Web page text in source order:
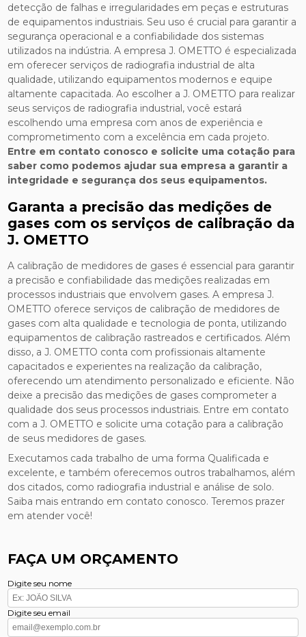
detecção de falhas e irregularidades em peças e estruturas
de equipamentos industriais. Seu uso é crucial para garantir a
segurança operacional e a confiabilidade dos sistemas
utilizados na indústria. A empresa J. OMETTO é especializada
em oferecer serviços de radiografia industrial de alta
qualidade, utilizando equipamentos modernos e equipe
altamente capacitada. Ao escolher a J. OMETTO para realizar
seus serviços de radiografia industrial, você estará
escolhendo uma empresa com anos de experiência e
comprometimento com a excelência em cada projeto.
Entre em contato conosco e solicite uma cotação para
saber como podemos ajudar sua empresa a garantir a
integridade e segurança dos seus equipamentos.
Garanta a precisão das medições de
gases com os serviços de calibração da
J. OMETTO
A calibração de medidores de gases é essencial para garantir
a precisão e confiabilidade das medições realizadas em
processos industriais que envolvem gases. A empresa J.
OMETTO oferece serviços de calibração de medidores de
gases com alta qualidade e tecnologia de ponta, utilizando
equipamentos de calibração rastreados e certificados. Além
disso, a J. OMETTO conta com profissionais altamente
capacitados e experientes na realização da calibração,
oferecendo um atendimento personalizado e eficiente. Não
deixe a precisão das medições de gases comprometer a
qualidade dos seus processos industriais. Entre em contato
com a J. OMETTO e solicite uma cotação para a calibração
de seus medidores de gases.
Executamos cada trabalho de uma forma Qualificada e
excelente, e também oferecemos outros trabalhamos, além
dos citados, como radiografia industrial e análise de solo.
Saiba mais entrando em contato conosco. Teremos prazer
em atender você!
FAÇA UM ORÇAMENTO
Digite seu nome
Digite seu email